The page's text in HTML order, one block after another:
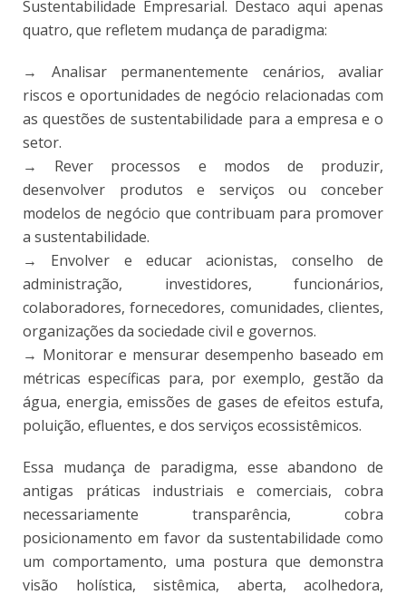
Sustentabilidade Empresarial. Destaco aqui apenas
quatro, que refletem mudança de paradigma:
→ Analisar permanentemente cenários, avaliar
riscos e oportunidades de negócio relacionadas com
as questões de sustentabilidade para a empresa e o
setor.
→ Rever processos e modos de produzir,
desenvolver produtos e serviços ou conceber
modelos de negócio que contribuam para promover
a sustentabilidade.
→ Envolver e educar acionistas, conselho de
administração, investidores, funcionários,
colaboradores, fornecedores, comunidades, clientes,
organizações da sociedade civil e governos.
→ Monitorar e mensurar desempenho baseado em
métricas específicas para, por exemplo, gestão da
água, energia, emissões de gases de efeitos estufa,
poluição, efluentes, e dos serviços ecossistêmicos.
Essa mudança de paradigma, esse abandono de
antigas práticas industriais e comerciais, cobra
necessariamente transparência, cobra
posicionamento em favor da sustentabilidade como
um comportamento, uma postura que demonstra
visão holística, sistêmica, aberta, acolhedora,